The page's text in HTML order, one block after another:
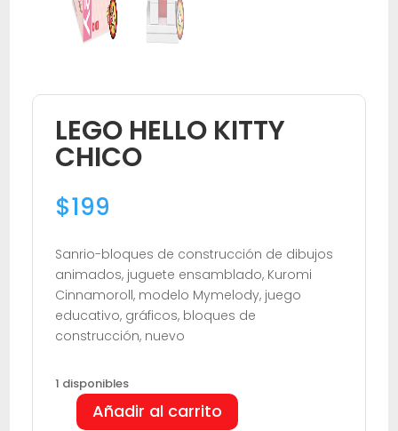
LEGO HELLO KITTY
CHICO
$199
Sanrio-bloques de construcción de dibujos
animados, juguete ensamblado, Kuromi
Cinnamoroll, modelo Mymelody, juego
educativo, gráficos, bloques de
construcción, nuevo
1 disponibles
LEGO
Añadir al carrito